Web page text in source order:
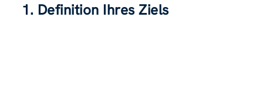
1. Definition Ihres Ziels